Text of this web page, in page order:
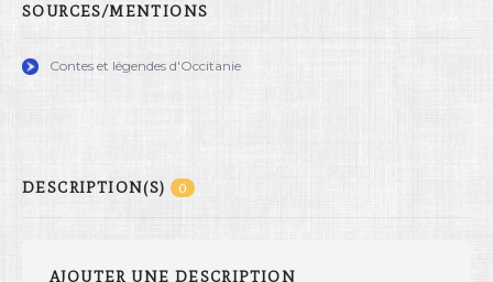
SOURCES/MENTIONS
Contes et légendes d'Occitanie
DESCRIPTION(S) 0
AJOUTER UNE DESCRIPTION